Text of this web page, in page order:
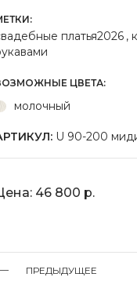
платья2026 ,
ЦВЕТА:
молочный
U 90-200
46 800 р.
ПРЕДЫДУЩЕЕ